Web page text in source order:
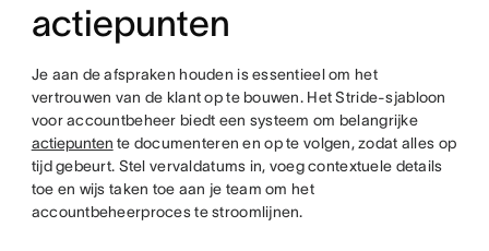
actiepunten
Je aan de afspraken houden is essentieel om het
vertrouwen van de klant op te bouwen. Het Stride-sjabloon
voor accountbeheer biedt een systeem om belangrijke
actiepunten te documenteren en op te volgen, zodat alles op
tijd gebeurt. Stel vervaldatums in, voeg contextuele details
toe en wijs taken toe aan je team om het
accountbeheerproces te stroomlijnen.